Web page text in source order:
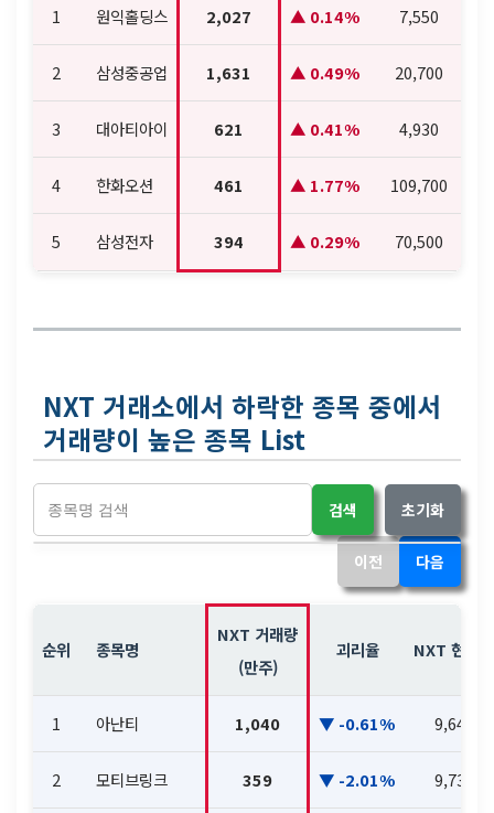
1 원익홀딩스 2,027 0.14% 7,550
2 삼성중공업 1,631 0.49% 20,700
3 대아티아이 621 0.41% 4,930
4 한화오션 461 1.77% 109,700
5 삼성전자 394 0.29% 70,500
NXT 거래소에서 하락한 종목 중에서
거래량이 높은 종목 List
검색 초기화
이전 다음
순위 종목명
NXT 거래량
(만주)
괴리율 NXT 현재가
1 아난티 1,040 -0.61% 9,640
2 모티브링크 359 -2.01% 9,730